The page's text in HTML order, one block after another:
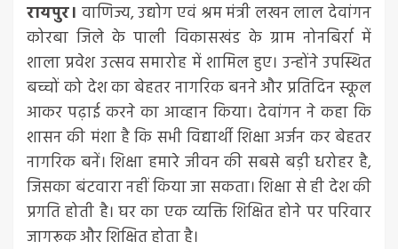
रायपुर। वाणिज्य, उद्योग एवं श्रम मंत्री लखन लाल देवांगन
कोरबा जिले के पाली विकासखंड के ग्राम नोनबिर्रा में
शाला प्रवेश उत्सव समारोह में शामिल हुए। उन्होंने उपस्थित
बच्चों को देश का बेहतर नागरिक बनने और प्रतिदिन स्कूल
आकर पढ़ाई करने का आव्हान किया। देवांगन ने कहा कि
शासन की मंशा है कि सभी विद्यार्थी शिक्षा अर्जन कर बेहतर
नागरिक बनें। शिक्षा हमारे जीवन की सबसे बड़ी धरोहर है,
जिसका बंटवारा नहीं किया जा सकता। शिक्षा से ही देश की
प्रगति होती है। घर का एक व्यक्ति शिक्षित होने पर परिवार
जागरूक और शिक्षित होता है।